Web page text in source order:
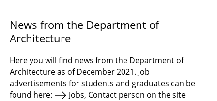
Qualification profile
Semester Programme
Internationales
News from the Department of
Architecture
Here you will find news from the Department of
Architecture as of December 2021. Job
advertisements for students and graduates can be
found here:
Jobs, Contact person on the site